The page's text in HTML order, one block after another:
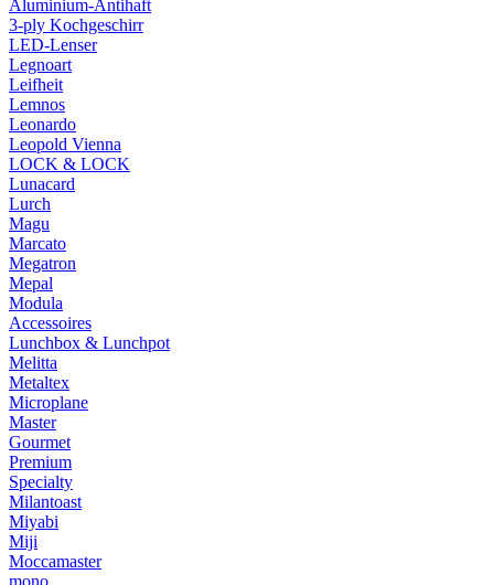
Aluminium-Antihaft
3-ply Kochgeschirr
LED-Lenser
Legnoart
Leifheit
Lemnos
Leonardo
Leopold Vienna
LOCK & LOCK
Lunacard
Lurch
Magu
Marcato
Megatron
Mepal
Modula
Accessoires
Lunchbox & Lunchpot
Melitta
Metaltex
Microplane
Master
Gourmet
Premium
Specialty
Milantoast
Miyabi
Miji
Moccamaster
mono